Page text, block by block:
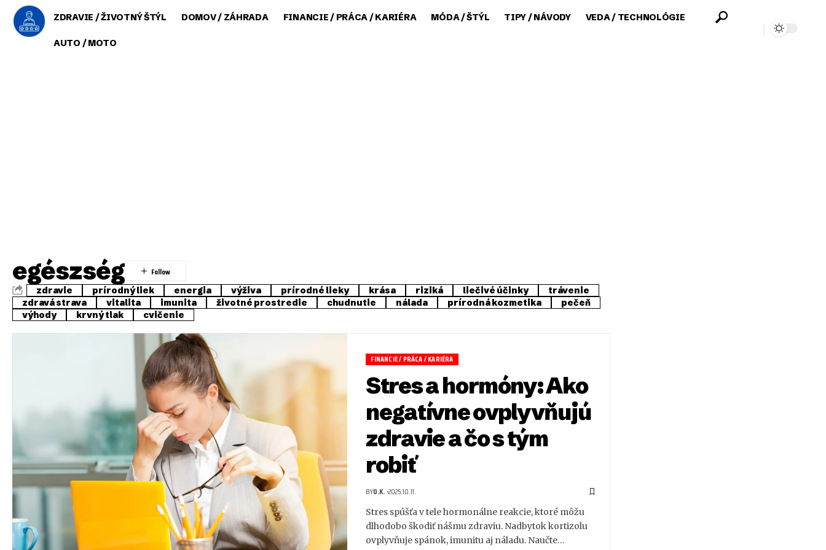
ZDRAVIE / ŽIVOTNÝ ŠTÝL DOMOV / ZÁHRADA FINANCIE / PRÁCA / KARIÉRA MÓDA / ŠTÝL TIPY / NÁVODY VEDA / TECHNOLÓGIE
AUTO / MOTO
egészség
zdravie prírodný liek energia výživa prírodné lieky krása riziká liečivé účinky
trávenie
zdravá strava
vitalita imunita životné prostredie chudnutie nálada prírodná kozmetika
pečeň
výhody
krvný tlak cvičenie
FINANCIE / PRÁCA / KARIÉRA
Stres a hormóny: Ako
negatívne ovplyvňujú
zdravie a čo s tým
robiť
BYO.K. 2025.10.11.
Stres spúšťa v tele hormonálne reakcie, ktoré môžu
dlhodobo škodiť nášmu zdraviu. Nadbytok kortizolu
ovplyvňuje spánok, imunitu aj náladu. Naučte…